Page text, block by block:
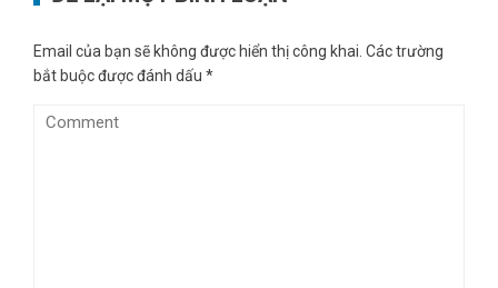
Email của bạn sẽ không được hiển thị công khai. Các trường
bắt buộc được đánh dấu *